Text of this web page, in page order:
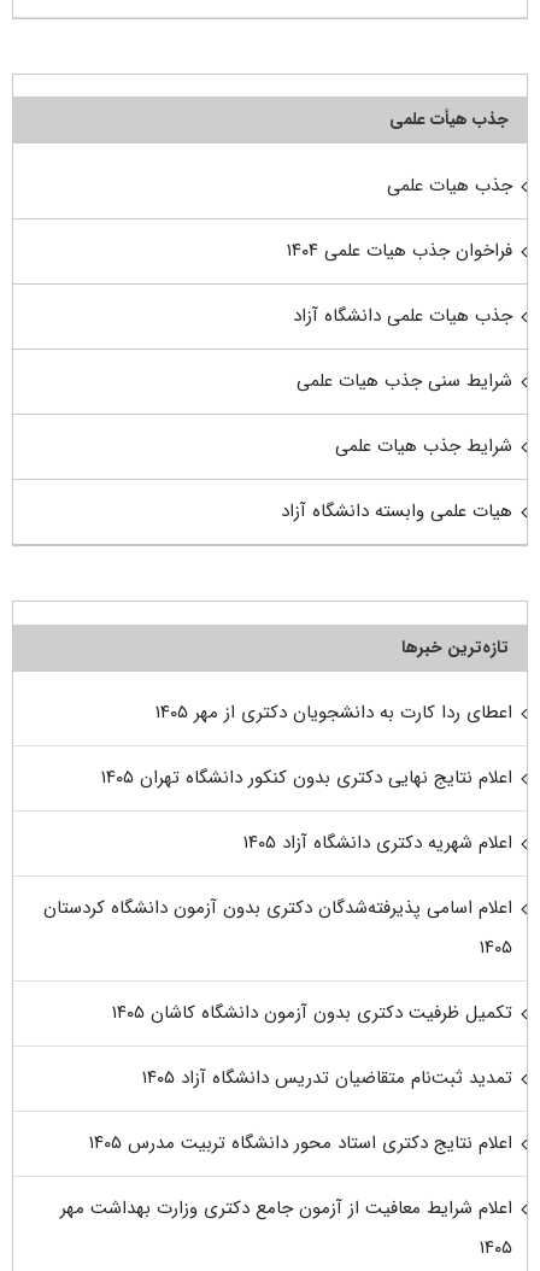
جذب هیأت علمی
جذب هیات علمی
فراخوان جذب هیات علمی ۱۴۰۴
جذب هیات علمی دانشگاه آزاد
شرایط سنی جذب هیات علمی
شرایط جذب هیات علمی
هیات علمی وابسته دانشگاه آزاد
تازه‌ترین خبرها
اعطای ردا کارت به دانشجویان دکتری از مهر ۱۴۰۵
اعلام نتایج نهایی دکتری بدون کنکور دانشگاه تهران ۱۴۰۵
اعلام شهریه دکتری دانشگاه آزاد ۱۴۰۵
اعلام اسامی پذیرفته‌شدگان دکتری بدون آزمون دانشگاه کردستان
۱۴۰۵
تکمیل ظرفیت دکتری بدون آزمون دانشگاه کاشان ۱۴۰۵
تمدید ثبت‌نام متقاضیان تدریس دانشگاه آزاد ۱۴۰۵
اعلام نتایج دکتری استاد محور دانشگاه تربیت مدرس ۱۴۰۵
اعلام شرایط معافیت از آزمون جامع دکتری وزارت بهداشت مهر
۱۴۰۵